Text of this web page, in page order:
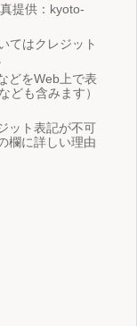
提供：kyoto-
てはクレジット
どをWeb上で表
ども含みます）
ット表記が不可
欄に詳しい理由